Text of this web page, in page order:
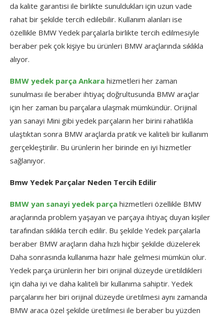
da kalite garantisi ile birlikte sunuldukları için uzun vade
rahat bir şekilde tercih edilebilir. Kullanım alanları ise
özellikle BMW Yedek parçalarla birlikte tercih edilmesiyle
beraber pek çok kişiye bu ürünleri BMW araçlarında sıklıkla
alıyor.
BMW yedek parça Ankara hizmetleri her zaman
sunulması ile beraber ihtiyaç doğrultusunda BMW araçlar
için her zaman bu parçalara ulaşmak mümkündür. Orijinal
yan sanayi Mini gibi yedek parçaların her birini rahatlıkla
ulaştıktan sonra BMW araçlarda pratik ve kaliteli bir kullanım
gerçekleştirilir. Bu ürünlerin her birinde en iyi hizmetler
sağlanıyor.
Bmw Yedek Parçalar Neden Tercih Edilir
BMW yan sanayi yedek parça hizmetleri özellikle BMW
araçlarında problem yaşayan ve parçaya ihtiyaç duyan kişiler
tarafından sıklıkla tercih edilir. Bu şekilde Yedek parçalarla
beraber BMW araçların daha hızlı hiçbir şekilde düzelerek
Daha sonrasında kullanıma hazır hale gelmesi mümkün olur.
Yedek parça ürünlerin her biri orijinal düzeyde üretildikleri
için daha iyi ve daha kaliteli bir kullanıma sahiptir. Yedek
parçalarını her biri orijinal düzeyde üretilmesi aynı zamanda
BMW araca özel şekilde üretilmesi ile beraber bu yüzden